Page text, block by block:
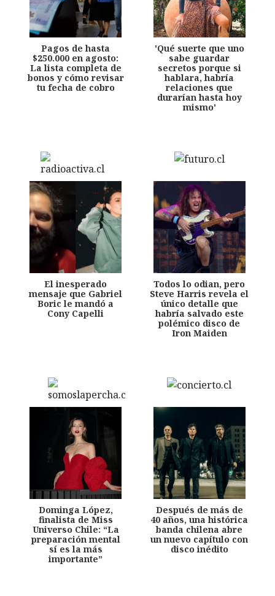
Pagos de hasta
$250.000 en agosto:
La lista completa de
bonos y cómo revisar
tu fecha de cobro
'Qué suerte que uno
sabe guardar
secretos porque si
hablara, habría
relaciones que
durarían hasta hoy
mismo'
El inesperado
mensaje que Gabriel
Boric le mandó a
Cony Capelli
Todos lo odian, pero
Steve Harris revela el
único detalle que
habría salvado este
polémico disco de
Iron Maiden
Dominga López,
finalista de Miss
Universo Chile: “La
preparación mental
sí es la más
importante”
Después de más de
40 años, una histórica
banda chilena abre
un nuevo capítulo con
disco inédito